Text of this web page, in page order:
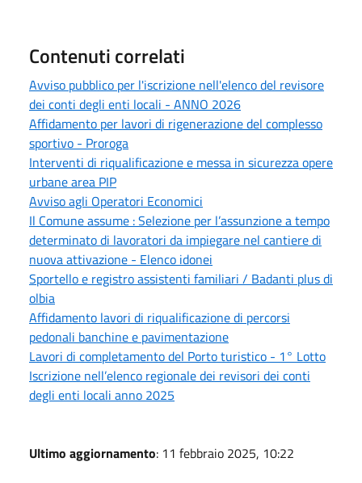
Contenuti correlati
Avviso pubblico per l'iscrizione nell'elenco del revisore
dei conti degli enti locali - ANNO 2026
Affidamento per lavori di rigenerazione del complesso
sportivo - Proroga
Interventi di riqualificazione e messa in sicurezza opere
urbane area PIP
Avviso agli Operatori Economici
Il Comune assume : Selezione per l’assunzione a tempo
determinato di lavoratori da impiegare nel cantiere di
nuova attivazione - Elenco idonei
Sportello e registro assistenti familiari / Badanti plus di
olbia
Affidamento lavori di riqualificazione di percorsi
pedonali banchine e pavimentazione
Lavori di completamento del Porto turistico - 1° Lotto
Iscrizione nell’elenco regionale dei revisori dei conti
degli enti locali anno 2025
Ultimo aggiornamento: 11 febbraio 2025, 10:22